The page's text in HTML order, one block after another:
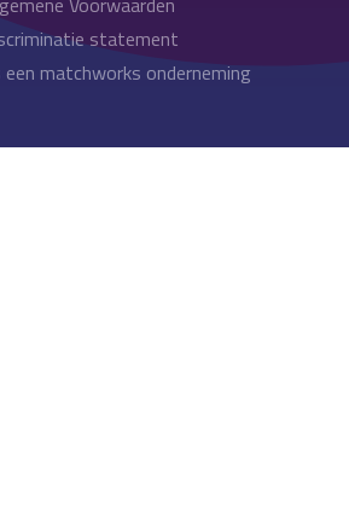
statement
een matchworks onderneming